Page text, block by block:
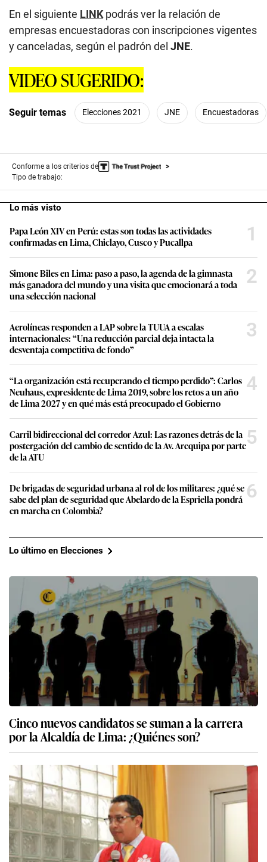
En el siguiente LINKpodrás ver la relación de
empresas encuestadoras con inscripciones vigentes
y canceladas, según el padrón del JNE.
VIDEO SUGERIDO:
Seguir temas Elecciones 2021 JNE Encuestadoras
Conforme a los criterios de
Tipo de trabajo:
Lo más visto
Papa León XIV en Perú: estas son todas las actividades
confirmadas en Lima, Chiclayo, Cusco y Pucallpa
1
Simone Biles en Lima: paso a paso, la agenda de la gimnasta
más ganadora del mundo y una visita que emocionará a toda
una selección nacional
2
Aerolíneas responden a LAP sobre la TUUA a escalas
internacionales: “Una reducción parcial deja intacta la
desventaja competitiva de fondo”
3
“La organización está recuperando el tiempo perdido”: Carlos
Neuhaus, expresidente de Lima 2019, sobre los retos a un año
de Lima 2027 y en qué más está preocupado el Gobierno
4
Carril bidireccional del corredor Azul: Las razones detrás de la
postergación del cambio de sentido de la Av. Arequipa por parte
de la ATU
5
De brigadas de seguridad urbana al rol de los militares: ¿qué se
sabe del plan de seguridad que Abelardo de la Espriella pondrá
en marcha en Colombia?
6
Lo último en Elecciones
Cinco nuevos candidatos se suman a la carrera
por la Alcaldía de Lima: ¿Quiénes son?